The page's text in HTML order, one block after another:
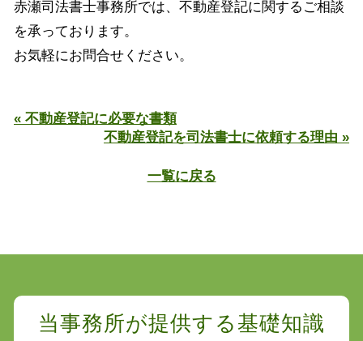
赤瀬司法書士事務所では、不動産登記に関するご相談
を承っております。
お気軽にお問合せください。
« 不動産登記に必要な書類
不動産登記を司法書士に依頼する理由 »
一覧に戻る
当事務所が提供する基礎知識